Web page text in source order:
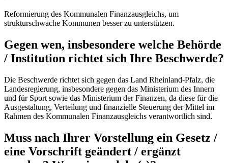
Reformierung des Kommunalen Finanzausgleichs, um
strukturschwache Kommunen besser zu unterstützen.
Gegen wen, insbesondere welche Behörde
/ Institution richtet sich Ihre Beschwerde?
Die Beschwerde richtet sich gegen das Land Rheinland-Pfalz, die
Landesregierung, insbesondere gegen das Ministerium des Innern
und für Sport sowie das Ministerium der Finanzen, da diese für die
Ausgestaltung, Verteilung und finanzielle Steuerung der Mittel im
Rahmen des Kommunalen Finanzausgleichs verantwortlich sind.
Muss nach Ihrer Vorstellung ein Gesetz /
eine Vorschrift geändert / ergänzt